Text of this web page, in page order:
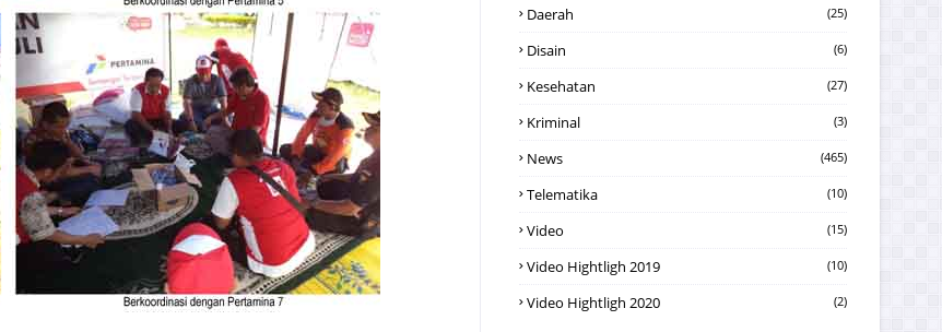
Daerah (25)
Disain (6)
Kesehatan (27)
Kriminal (3)
News (465)
Telematika (10)
Video (15)
Video Hightligh 2019 (10)
Video Hightligh 2020 (2)